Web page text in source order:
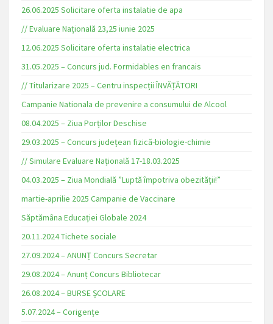
26.06.2025 Solicitare oferta instalatie de apa
// Evaluare Națională 23,25 iunie 2025
12.06.2025 Solicitare oferta instalatie electrica
31.05.2025 – Concurs jud. Formidables en francais
// Titularizare 2025 – Centru inspecții ÎNVĂȚĂTORI
Campanie Nationala de prevenire a consumului de Alcool
08.04.2025 – Ziua Porților Deschise
29.03.2025 – Concurs județean fizică-biologie-chimie
// Simulare Evaluare Națională 17-18.03.2025
04.03.2025 – Ziua Mondială ”Luptă împotriva obezității!”
martie-aprilie 2025 Campanie de Vaccinare
Săptămâna Educației Globale 2024
20.11.2024 Tichete sociale
27.09.2024 – ANUNȚ Concurs Secretar
29.08.2024 – Anunț Concurs Bibliotecar
26.08.2024 – BURSE ȘCOLARE
5.07.2024 – Corigențe